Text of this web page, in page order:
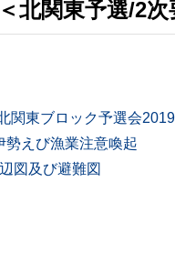
北関東予選/2次
関東ブロック予選会2019
勢えび漁業注意喚起
図及び避難図